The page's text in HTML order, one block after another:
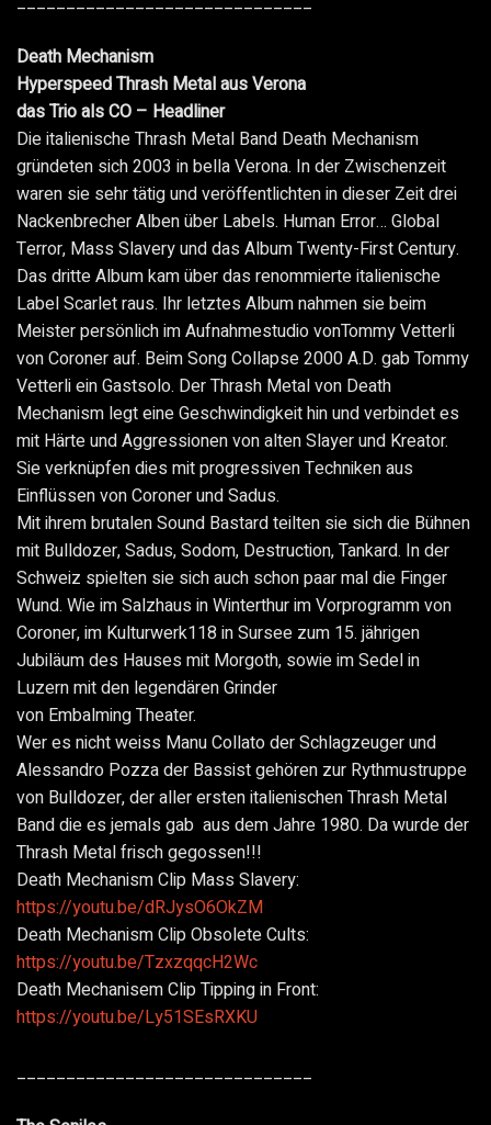
Death Mechanism
Hyperspeed Thrash Metal aus Verona
das Trio als CO – Headliner
Die italienische Thrash Metal Band Death Mechanism
gründeten sich 2003 in bella Verona. In der Zwischenzeit
waren sie sehr tätig und veröffentlichten in dieser Zeit drei
Nackenbrecher Alben über Labels. Human Error… Global
Terror, Mass Slavery und das Album Twenty-First Century.
Das dritte Album kam über das renommierte italienische
Label Scarlet raus. Ihr letztes Album nahmen sie beim
Meister persönlich im Aufnahmestudio vonTommy Vetterli
von Coroner auf. Beim Song Collapse 2000 A.D. gab Tommy
Vetterli ein Gastsolo. Der Thrash Metal von Death
Mechanism legt eine Geschwindigkeit hin und verbindet es
mit Härte und Aggressionen von alten Slayer und Kreator.
Sie verknüpfen dies mit progressiven Techniken aus
Einflüssen von Coroner und Sadus.
Mit ihrem brutalen Sound Bastard teilten sie sich die Bühnen
mit Bulldozer, Sadus, Sodom, Destruction, Tankard. In der
Schweiz spielten sie sich auch schon paar mal die Finger
Wund. Wie im Salzhaus in Winterthur im Vorprogramm von
Coroner, im Kulturwerk118 in Sursee zum 15. jährigen
Jubiläum des Hauses mit Morgoth, sowie im Sedel in
Luzern mit den legendären Grinder
von Embalming Theater.
Wer es nicht weiss Manu Collato der Schlagzeuger und
Alessandro Pozza der Bassist gehören zur Rythmustruppe
von Bulldozer, der aller ersten italienischen Thrash Metal
Band die es jemals gab aus dem Jahre 1980. Da wurde der
Thrash Metal frisch gegossen!!!
Death Mechanism Clip Mass Slavery:
https://youtu.be/dRJysO6OkZM
Death Mechanism Clip Obsolete Cults:
https://youtu.be/TzxzqqcH2Wc
Death Mechanisem Clip Tipping in Front:
https://youtu.be/Ly51SEsRXKU
______________________________